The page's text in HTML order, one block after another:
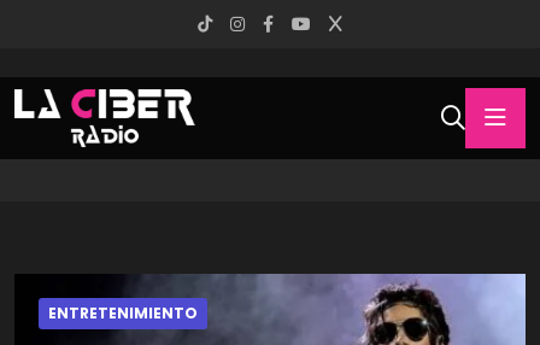
ENTRETENIMIENTO